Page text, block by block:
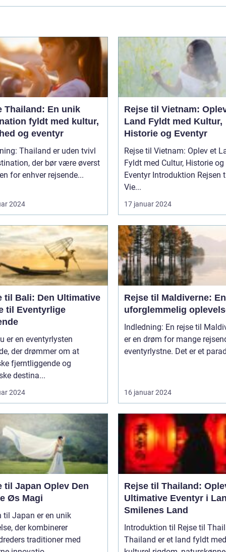
Thailand: En unik
fyldt med kultur,
og eventyr
Thailand er uden tvivl
der bør være øverst
for enhver rejsende...
2024
Rejse til Vietnam:
Land Fyldt med Kultur,
Historie og Eventyr
Rejse til Vietnam: Oplev et
Fyldt med Cultur, Historie og
Eventyr Introduktion Rejsen til
Vie...
17 januar 2024
til Bali: Den Ultimative
til Eventyrlige
er en eventyrlysten
der drømmer om at
fjerntliggende og
destina...
2024
Rejse til Maldiverne: En
uforglemmelig
Indledning: En rejse til
er en drøm for mange
eventyrlystne. Det er et
16 januar 2024
Oplev Den
Øs Magi
til Japan er en unik
der kombinerer
traditioner med
Rejse til Thailand:
Ultimative Eventyr i
Smilenes Land
Introduktion til Rejse til
Thailand er et land fyldt med